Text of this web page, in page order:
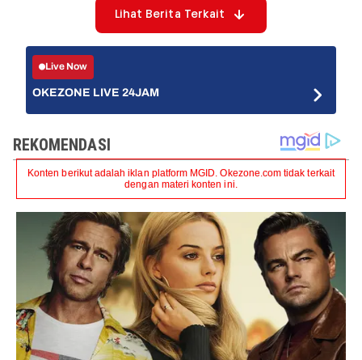
Lihat Berita Terkait
Live Now
OKEZONE LIVE 24JAM